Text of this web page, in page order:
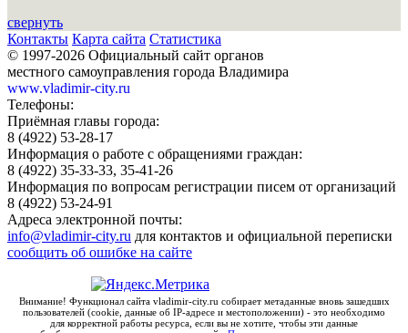
свернуть
Контакты Карта сайта Статистика
© 1997-2026 Официальный сайт органов
местного самоуправления города Владимира
www.vladimir-city.ru
Телефоны:
Приёмная главы города:
8 (4922) 53-28-17
Информация о работе с обращениями граждан:
8 (4922) 35-33-33, 35-41-26
Информация по вопросам регистрации писем от организаций
8 (4922) 53-24-91
Адреса электронной почты:
info@vladimir-city.ru для контактов и официальной переписки
сообщить об ошибке на сайте
Внимание! Функционал сайта vladimir-city.ru собирает метаданные вновь зашедших
пользователей (cookie, данные об IP-адресе и местоположении) - это необходимо
для корректной работы ресурса, если вы не хотите, чтобы эти данные